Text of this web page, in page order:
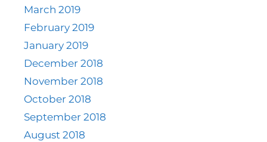
March 2019
February 2019
January 2019
December 2018
November 2018
October 2018
September 2018
August 2018